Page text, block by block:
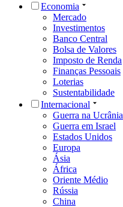
Economia
Mercado
Investimentos
Banco Central
Bolsa de Valores
Imposto de Renda
Finanças Pessoais
Loterias
Sustentabilidade
Internacional
Guerra na Ucrânia
Guerra em Israel
Estados Unidos
Europa
Ásia
África
Oriente Médio
Rússia
China